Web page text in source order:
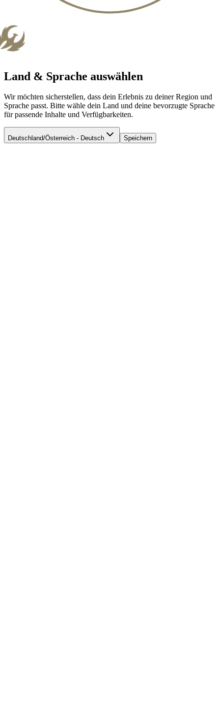
Land & Sprache auswählen
Wir möchten sicherstellen, dass dein Erlebnis zu deiner Region und
Sprache passt. Bitte wähle dein Land und deine bevorzugte Sprache
für passende Inhalte und Verfügbarkeiten.
Deutschland/Österreich - Deutsch Speichern